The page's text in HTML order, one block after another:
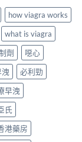
how viagra works
what is viagra
劑
噁心
必利勁
早洩
氏
港藥房